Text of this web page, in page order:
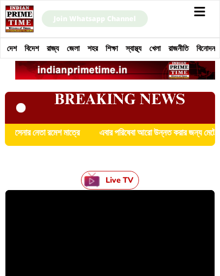
Join Whatsapp Channel
দেশ বিদেশ রাজ্য জেলা শহর শিক্ষা স্বাস্থ্য খেলা রাজনীতি বিনোদন
এবার পরিষেবা আরো উন্নত করার জন্য মেট্রো স্টেশনগুলিতে বসতে চলেছে
Live TV